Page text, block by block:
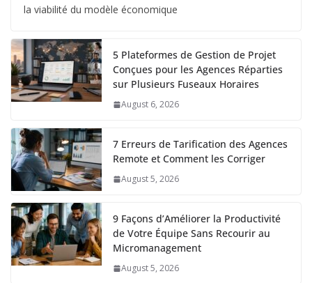
la viabilité du modèle économique
5 Plateformes de Gestion de Projet
Conçues pour les Agences Réparties
sur Plusieurs Fuseaux Horaires
August 6, 2026
7 Erreurs de Tarification des Agences
Remote et Comment les Corriger
August 5, 2026
9 Façons d’Améliorer la Productivité
de Votre Équipe Sans Recourir au
Micromanagement
August 5, 2026